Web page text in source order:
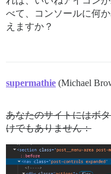
べて、コンソールに何
えますか？
supermathie (Michael
あなたのサイトにはボ
けでもありません：